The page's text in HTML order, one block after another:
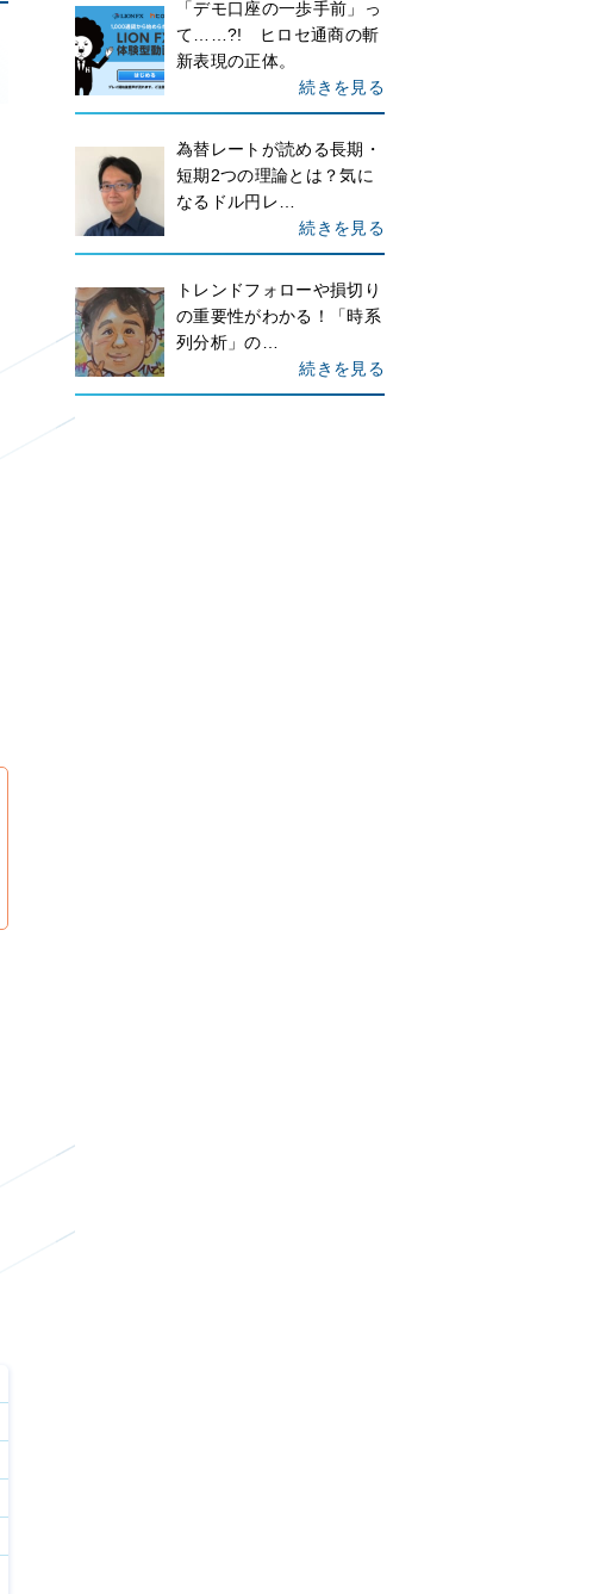
「デモ口座の一歩手前」っ
て……?! ヒロセ通商の斬
新表現の正体。
続きを見る
為替レートが読める長期・
短期2つの理論とは？気に
なるドル円レ…
続きを見る
トレンドフォローや損切り
の重要性がわかる！「時系
列分析」の…
続きを見る